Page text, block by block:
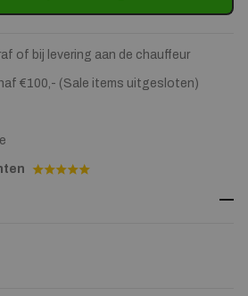
of bij levering aan de chauffeur
€100,- (Sale items uitgesloten)